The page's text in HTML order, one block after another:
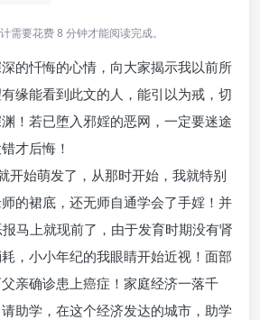
需要花费 8 分钟才能阅读完成。
的忏悔的心情，向大家揭示我以前所
缘能看到此文的人，能引以为戒，切
！若已堕入邪婬的恶网，一定要迷途
才后悔！
开始萌发了，从那时开始，我就特别
的裙底，还无师自通学会了手婬！并
马上就现前了，由于发育时期没有肾
，小小年纪的我眼睛开始近视！面部
亲确诊患上癌症！家庭经济一落千
助学，在这个经济发达的城市，助学